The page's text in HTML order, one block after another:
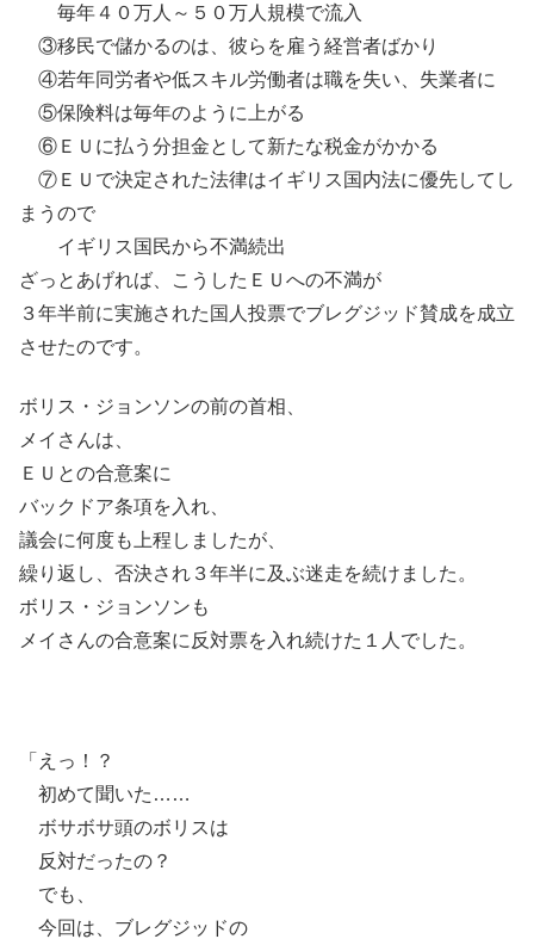
毎年４０万人～５０万人規模で流入
③移民で儲かるのは、彼らを雇う経営者ばかり
④若年同労者や低スキル労働者は職を失い、失業者に
⑤保険料は毎年のように上がる
⑥ＥＵに払う分担金として新たな税金がかかる
⑦ＥＵで決定された法律はイギリス国内法に優先してし
まうので
イギリス国民から不満続出
ざっとあげれば、こうしたＥＵへの不満が
３年半前に実施された国人投票でブレグジッド賛成を成立
させたのです。
ボリス・ジョンソンの前の首相、
メイさんは、
ＥＵとの合意案に
バックドア条項を入れ、
議会に何度も上程しましたが、
繰り返し、否決され３年半に及ぶ迷走を続けました。
ボリス・ジョンソンも
メイさんの合意案に反対票を入れ続けた１人でした。
「えっ！？
初めて聞いた……
ボサボサ頭のボリスは
反対だったの？
でも、
今回は、ブレグジッドの